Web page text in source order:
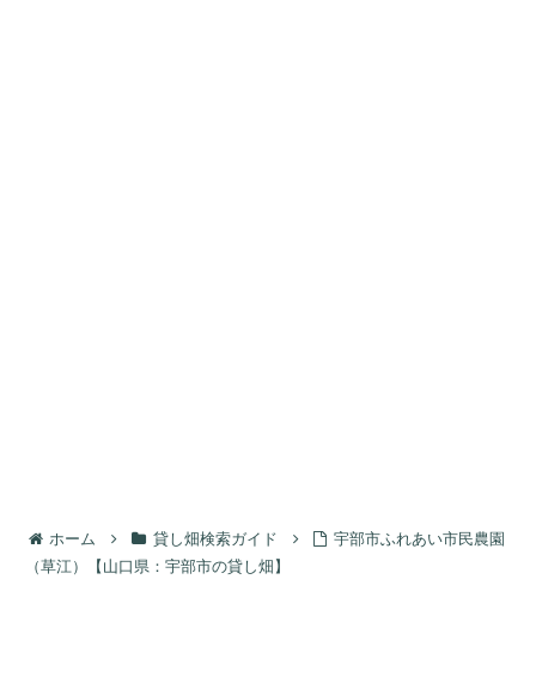
ホーム 貸し畑検索ガイド
宇部市ふれあい市民農園
（草江）【山口県：宇部市の貸し畑】